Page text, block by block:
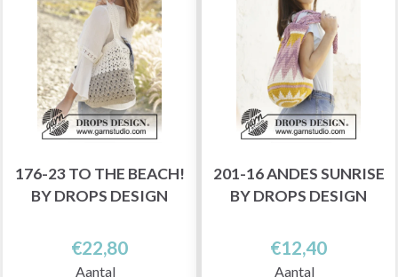
176-23 TO THE BEACH!
BY DROPS DESIGN
€22,80
Aantal
201-16 ANDES SUNRISE
BY DROPS DESIGN
€12,40
Aantal